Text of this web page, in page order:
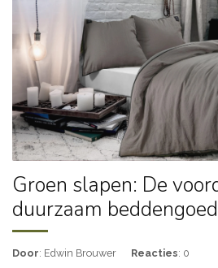
Groen slapen: De
duurzaam beddengoed
Door: Edwin Brouwer Reacties: 0